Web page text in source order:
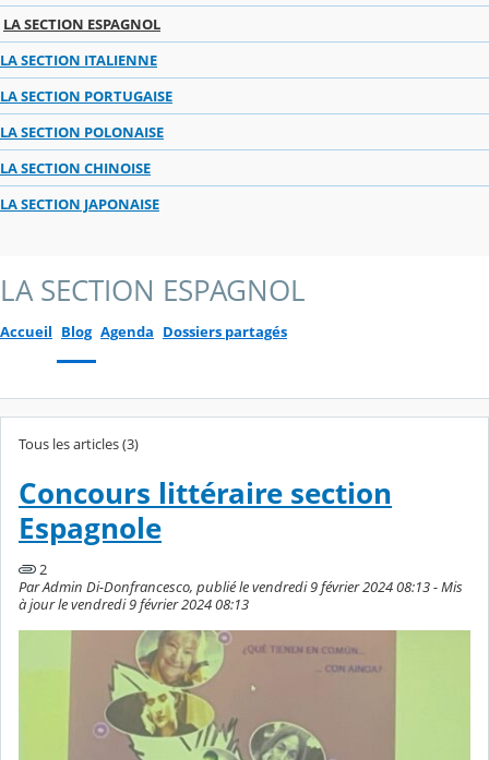
LA SECTION ESPAGNOL
LA SECTION ITALIENNE
LA SECTION PORTUGAISE
LA SECTION POLONAISE
LA SECTION CHINOISE
LA SECTION JAPONAISE
LA SECTION ESPAGNOL
Accueil Blog Agenda Dossiers partagés
Tous les articles (3)
Concours littéraire section
Espagnole
2
Par Admin Di-Donfrancesco, publié le vendredi 9 février 2024 08:13 - Mis
à jour le vendredi 9 février 2024 08:13